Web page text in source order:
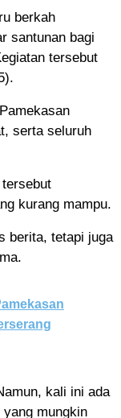
berkah
santunan bagi
tersebut
serta seluruh
kurang mampu.
berita, tetapi juga
kali ini ada
mungkin